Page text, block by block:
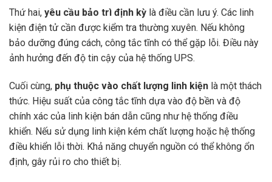
Thứ hai, yêu cầu bảo trì định kỳ là điều cần lưu ý. Các linh
kiện điện tử cần được kiểm tra thường xuyên. Nếu không
bảo dưỡng đúng cách, công tắc tĩnh có thể gặp lỗi. Điều này
ảnh hưởng đến độ tin cậy của hệ thống UPS.
Cuối cùng, phụ thuộc vào chất lượng linh kiện là một thách
thức. Hiệu suất của công tắc tĩnh dựa vào độ bền và độ
chính xác của linh kiện bán dẫn cũng như hệ thống điều
khiển. Nếu sử dụng linh kiện kém chất lượng hoặc hệ thống
điều khiển lỗi thời. Khả năng chuyển nguồn có thể không ổn
định, gây rủi ro cho thiết bị.